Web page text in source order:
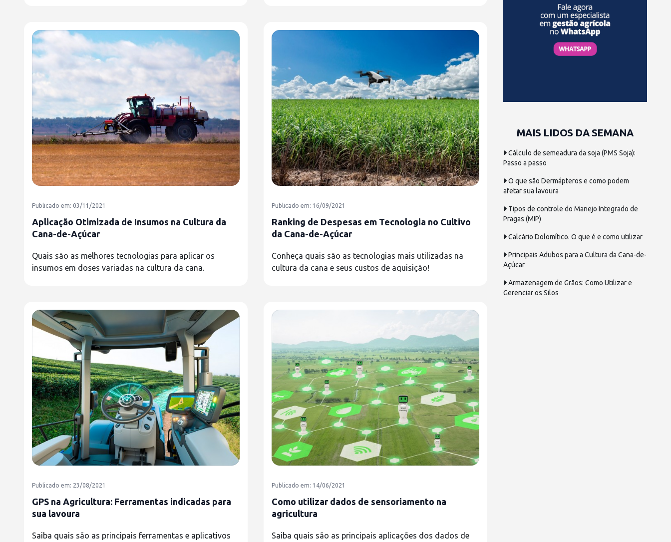
Publicado em: 03/11/2021
Aplicação Otimizada de Insumos na Cultura da
Cana-de-Açúcar
Quais são as melhores tecnologias para aplicar os
insumos em doses variadas na cultura da cana.
Publicado em: 16/09/2021
Ranking de Despesas em Tecnologia no Cultivo
da Cana-de-Açúcar
Conheça quais são as tecnologias mais utilizadas na
cultura da cana e seus custos de aquisição!
Publicado em: 23/08/2021
GPS na Agricultura: Ferramentas indicadas para
sua lavoura
Saiba quais são as principais ferramentas e aplicativos
Publicado em: 14/06/2021
Como utilizar dados de sensoriamento na
agricultura
Saiba quais são as principais aplicações dos dados de
MAIS LIDOS DA SEMANA
Cálculo de semeadura da soja (PMS Soja):
Passo a passo
O que são Dermápteros e como podem
afetar sua lavoura
Tipos de controle do Manejo Integrado de
Pragas (MIP)
Calcário Dolomítico. O que é e como utilizar
Principais Adubos para a Cultura da Cana-de-
Açúcar
Armazenagem de Grãos: Como Utilizar e
Gerenciar os Silos